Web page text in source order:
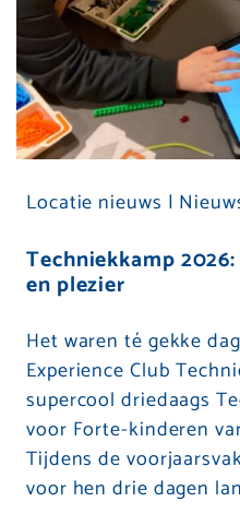
Locatie nieuws |
Techniekkamp
en plezier
Het waren té gekke
Experience Club
supercool driedaags
voor Forte-kinderen
Tijdens de
voor hen drie dagen